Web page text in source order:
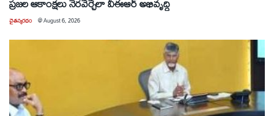
చైతన్యరధం @August 6, 2026